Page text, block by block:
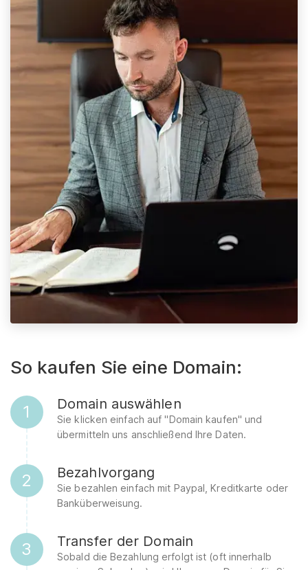
So kaufen Sie eine Domain:
1 Domain auswählen
Sie klicken einfach auf "Domain kaufen" und
übermitteln uns anschließend Ihre Daten.
2 Bezahlvorgang
Sie bezahlen einfach mit Paypal, Kreditkarte oder
Banküberweisung.
3 Transfer der Domain
Sobald die Bezahlung erfolgt ist (oft innerhalb